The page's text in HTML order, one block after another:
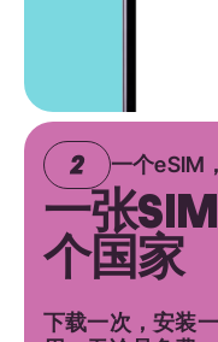
一个eSIM
一张
个国家
下载一次，安装